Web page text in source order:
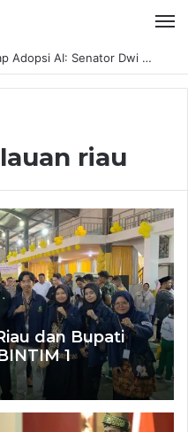
Pengusaha Tanjungpinang Siap Adopsi AI: Senator Dwi Ajeng Sekar Respaty Dorong UMKM Tingkatkan Daya Saing Melalui AIM ASEAN
riau
dan Bupati
1